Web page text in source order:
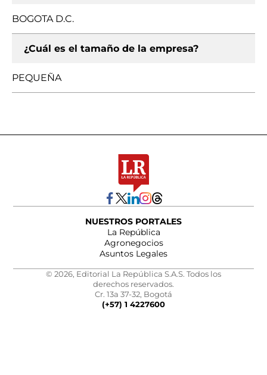
BOGOTA D.C.
¿Cuál es el tamaño de la empresa?
PEQUEÑA
NUESTROS PORTALES
La República
Agronegocios
Asuntos Legales
© 2026, Editorial La República S.A.S. Todos los
derechos reservados.
Cr. 13a 37-32, Bogotá
(+57) 1 4227600